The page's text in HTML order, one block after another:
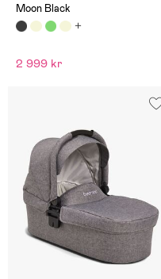
Moon Black
2 999 kr